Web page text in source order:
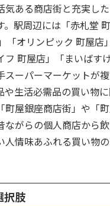
気ある商店街と充実し
。駅周辺には「赤札堂
「オリンピック 町屋店
フ 町屋店」「まいばす
スーパーマーケットが
や生活必需品の買い物
町屋銀座商店街」や「
ながらの個人商店から
人情味あふれる買い物
択肢